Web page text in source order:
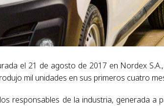
el 21 de agosto de 2017 en Nordex
mil unidades en sus primeros cuatro
responsables de la industria, generada